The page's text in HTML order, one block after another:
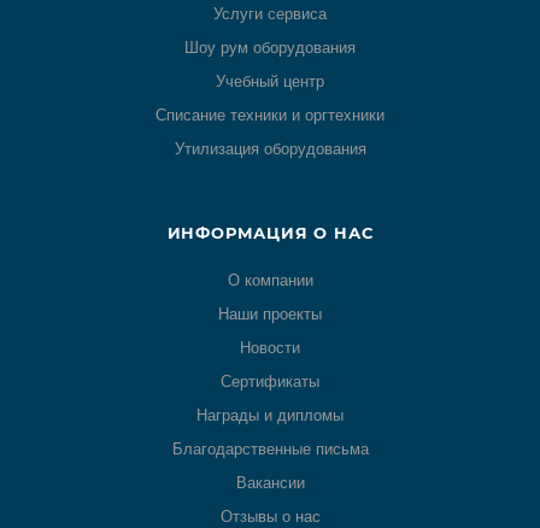
Услуги сервиса
Шоу рум оборудования
Учебный центр
Списание техники и оргтехники
Утилизация оборудования
ИНФОРМАЦИЯ О НАС
О компании
Наши проекты
Новости
Сертификаты
Награды и дипломы
Благодарственные письма
Вакансии
Отзывы о нас